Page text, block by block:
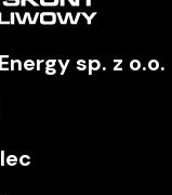
sp. z o.o.